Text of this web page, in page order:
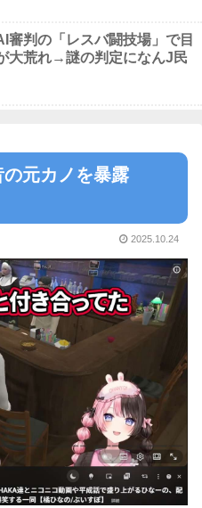
審判の「レスバ闘技場」で目
大荒れ→謎の判定になんJ民
の元カノを暴露
2025.10.24